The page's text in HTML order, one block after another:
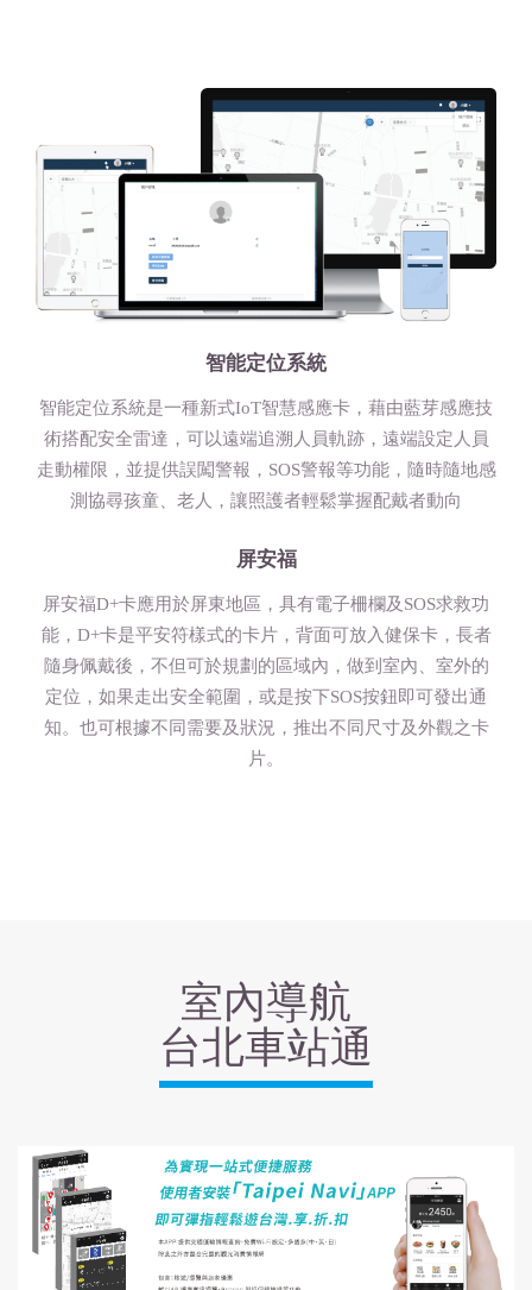
智能定位系統
智能定位系統是一種新式IoT智慧感應卡，藉由藍芽感應技
術搭配安全雷達，可以遠端追溯人員軌跡，遠端設定人員
走動權限，並提供誤闖警報，SOS警報等功能，隨時隨地感
測協尋孩童、老人，讓照護者輕鬆掌握配戴者動向
屏安福
屏安福D+卡應用於屏東地區，具有電子柵欄及SOS求救功
能，D+卡是平安符樣式的卡片，背面可放入健保卡，長者
隨身佩戴後，不但可於規劃的區域內，做到室內、室外的
定位，如果走出安全範圍，或是按下SOS按鈕即可發出通
知。也可根據不同需要及狀況，推出不同尺寸及外觀之卡
片。
室內導航
台北車站通